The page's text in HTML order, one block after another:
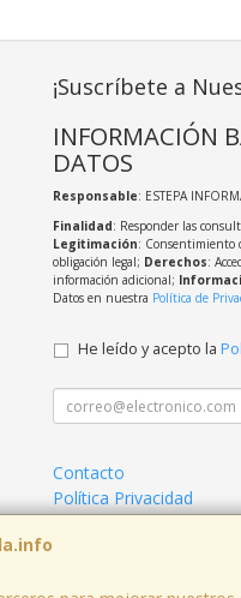
¡Suscríbete a
INFORMACIÓN
DATOS
Responsable: ESTEPA
Finalidad: Responder las
Legitimación: Consentimiento
obligación legal; Derechos:
información adicional;
Datos en nuestra Política de
He leído y acepto la
Contacto
Política Privacidad
Condiciones de Compra